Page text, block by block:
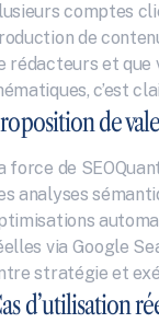
comptes
de
rédacteurs et que
c’est
de
force de
analyses
via Google
stratégie et
d’utilisation